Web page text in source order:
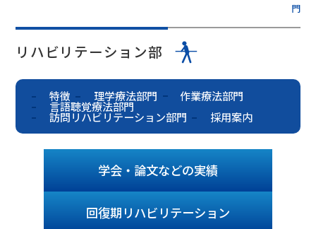
門
リハビリテーション部
特徴 理学療法部門 作業療法部門
言語聴覚療法部門
訪問リハビリテーション部門 採用案内
学会・論文などの実績
回復期リハビリテーション